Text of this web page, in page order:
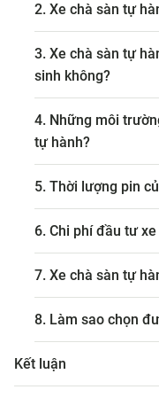
2. Xe chà sàn tự
3. Xe chà sàn tự
sinh không?
4. Những môi
tự hành?
5. Thời lượng pin
6. Chi phí đầu tư
7. Xe chà sàn tự
8. Làm sao chọn
Kết luận